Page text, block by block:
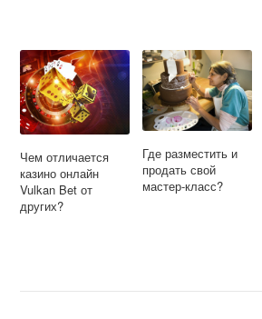
Чем отличается
казино онлайн
Vulkan Bet от
других?
Где разместить и
продать свой
мастер-класс?